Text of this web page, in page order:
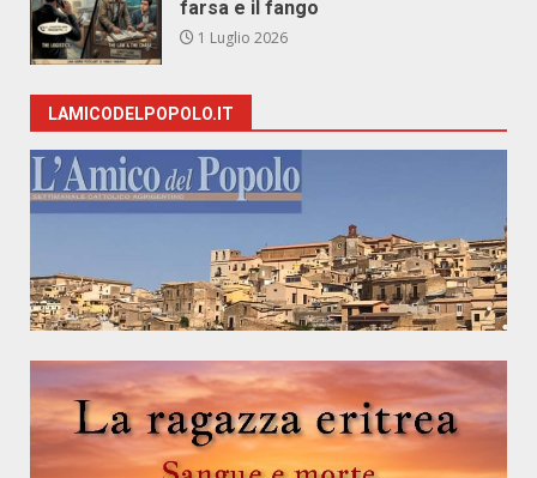
farsa e il fango
1 Luglio 2026
LAMICODELPOPOLO.IT